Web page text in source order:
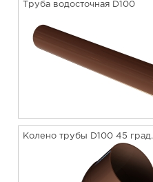
Труба водосточная D100
Колено трубы D100 45 град.